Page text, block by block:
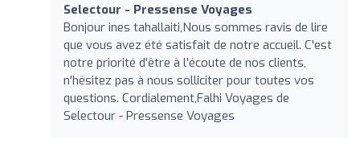
Selectour - Pressense Voyages
Bonjour ines tahallaiti,Nous sommes ravis de lire
que vous avez été satisfait de notre accueil. C'est
notre priorité d'être à l'écoute de nos clients,
n'hésitez pas à nous solliciter pour toutes vos
questions. Cordialement,Falhi Voyages de
Selectour - Pressense Voyages